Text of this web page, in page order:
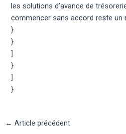
les solutions d’avance de
commencer sans accord reste un
}
}
]
}
]
}
Navigation
← Article précédent